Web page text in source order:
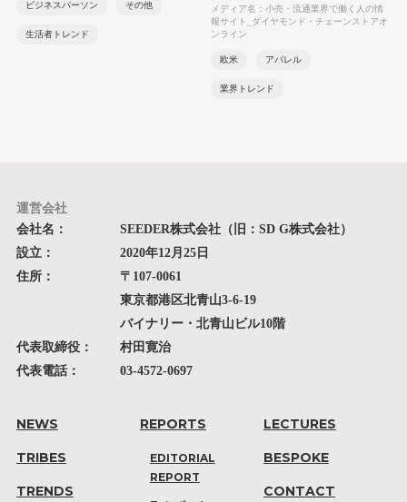
ビジネスパーソン その他
生活者トレンド
メディア名：小売・流通業界で働く人の情
報サイト_ダイヤモンド・チェーンストアオ
ンライン
欧米 アパレル
業界トレンド
運営会社
会社名：
SEEDER株式会社（旧：SD G株式会社）
設立：
2020年12月25日
住所：
〒107-0061
東京都港区北青山3-6-19
バイナリー・北青山ビル10階
代表取締役：
村田寛治
代表電話：
03-4572-0697
NEWS
TRIBES
TRENDS
REPORTS
EDITORIAL
REPORT
LECTURES
BESPOKE
CONTACT